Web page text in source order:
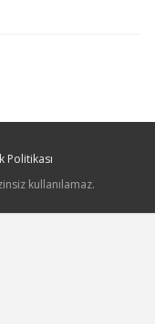
Politikası
kullanılamaz.